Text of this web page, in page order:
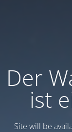
Der
ist
Site will be